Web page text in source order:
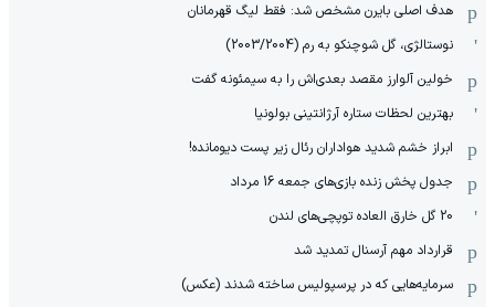
هدف اصلی بایرن مشخص شد: فقط لیگ قهرمانان
نوستالژی، گل شوچنکو به رم (2003/2004)
خولین آلوارز مقصد بعدی‌اش را به سیمئونه گفت
بهترین لحظات ستاره آرژانتینی بولونیا
ابراز خشم شدید هواداران رئال زیر پست دیومانده!
جدول پخش زنده بازی‌های جمعه 16 مرداد
20 گل خارق العاده توپچی‌های لندن
قرارداد مهم آرسنال تمدید شد
سرمایه‌هایی که در پرسپولیس ساخته شدند (عکس)